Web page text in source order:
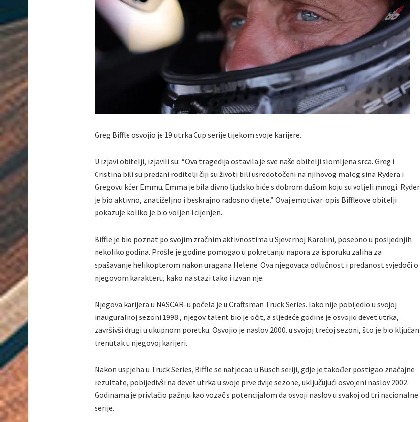
Greg Biffle osvojio je 19 utrka Cup serije tijekom svoje karijere.
U izjavi obitelji, izjavili su: “Ova tragedija ostavila je sve naše obitelji slomljena srca. Greg i
Cristina bili su predani roditelji čiji su životi bili usredotočeni na njihovog malog sina Rydera i
Gregovu kćer Emmu. Emma je bila divno ljudsko biće s dobrom dušom koju su voljeli mnogi. Ryder
je bio aktivno, znatiželjno i beskrajno radosno dijete.” Ovaj emotivan opis Biffleove obitelji
pokazuje koliko je bio voljen i cijenjen.
Biffle je bio poznat po svojim zračnim aktivnostima u Sjevernoj Karolini, posebno u posljednjih
nekoliko godina. Prošle je godine pomogao u pokretanju napora za isporuku zaliha za
spašavanje helikopterom nakon uragana Helene. Ova njegovaca odlučnost i predanost svjedoči o
njegovom karakteru, kako na stazi tako i izvan nje.
Njegova karijera u NASCAR-u počela je u Craftsman Truck Series. Iako nije pobijedio u svojoj
inauguralnoj sezoni 1998., njegov talent bio je očit, a sljedeće godine je osvojio devet utrka,
završivši drugi u ukupnom poretku. Osvojio je naslov 2000. u svojoj trećoj sezoni, što je bio ključan
trenutak u njegovoj karijeri.
Nakon uspjeha u Truck Series, Biffle se natjecao u Busch seriji, gdje je također postigao značajne
rezultate, pobijedivši na devet utrka u svoje prve dvije sezone, uključujući osvojeni naslov 2002.
Godinama je privlačio pažnju kao vozač s potencijalom da osvoji naslov u svakoj od tri nacionalne
serije.